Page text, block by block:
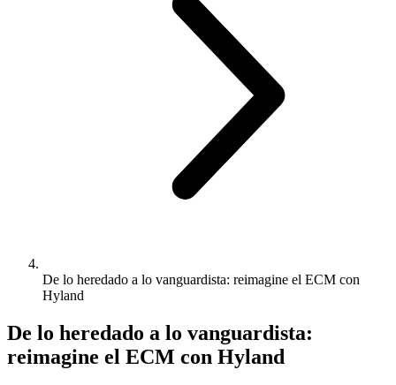
De lo heredado a lo vanguardista: reimagine el ECM con
Hyland
De lo heredado a lo vanguardista:
reimagine el ECM con Hyland